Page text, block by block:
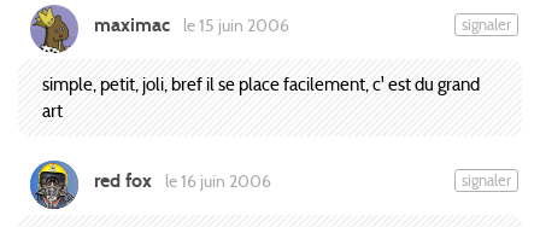
maximac le 15 juin 2006 signaler
simple, petit, joli, bref il se place facilement, c' est du grand
art
red fox le 16 juin 2006 signaler